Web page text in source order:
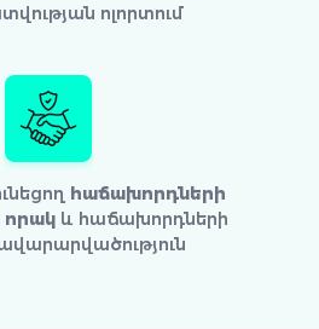
ոլորտում
հաճախորդների
և հաճախորդների